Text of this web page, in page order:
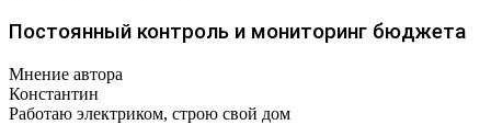
Постоянный контроль и мониторинг бюджета
Мнение автора
Константин
Работаю электриком, строю свой дом